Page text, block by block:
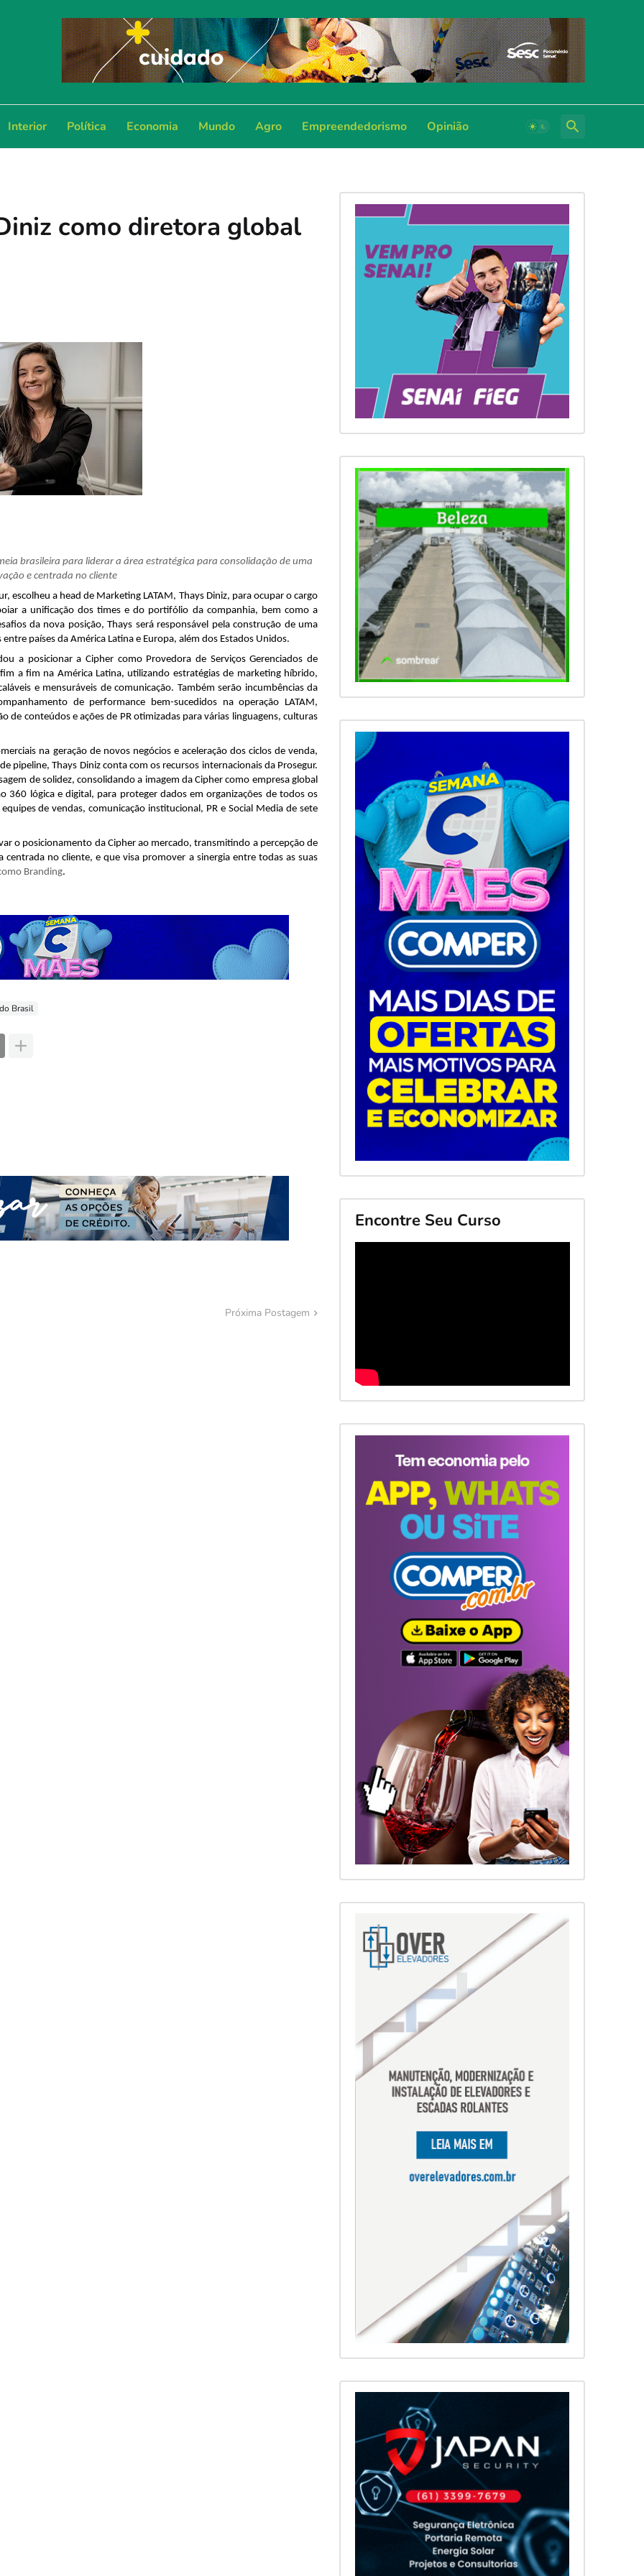
Interior Política Economia Mundo Agro Empreendedorismo Opinião
como diretora global
brasileira para liderar a área estratégica para consolidação de uma
e centrada no cliente
escolheu a head de Marketing LATAM, Thays Diniz, para ocupar o cargo
a unificação dos times e do portifólio da companhia, bem como a
da nova posição, Thays será responsável pela construção de uma
países da América Latina e Europa, além dos Estados Unidos.
a posicionar a Cipher como Provedora de Serviços Gerenciados de
a fim na América Latina, utilizando estratégias de marketing híbrido,
e mensuráveis de comunicação. Também serão incumbências da
de performance bem-sucedidos na operação LATAM,
de conteúdos e ações de PR otimizadas para várias linguagens, culturas
na geração de novos negócios e aceleração dos ciclos de venda,
pipeline, Thays Diniz conta com os recursos internacionais da Prosegur.
de solidez, consolidando a imagem da Cipher como empresa global
lógica e digital, para proteger dados em organizações de todos os
de vendas, comunicação institucional, PR e Social Media de sete
o posicionamento da Cipher ao mercado, transmitindo a percepção de
no cliente, e que visa promover a sinergia entre todas as suas
Branding.
Brasil
Próxima Postagem
Encontre Seu Curso